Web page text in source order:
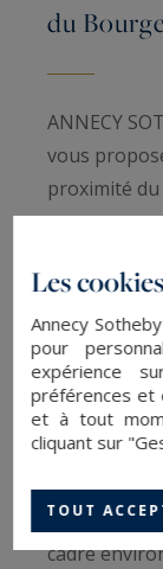
du
ANNECY
vous
proximité
composée
pièce de vie
exposition
par un
terrasse de
espaces
cadre
Les
Annecy
pour
expérience
préférences et
et à tout
cliquant sur
TOUT